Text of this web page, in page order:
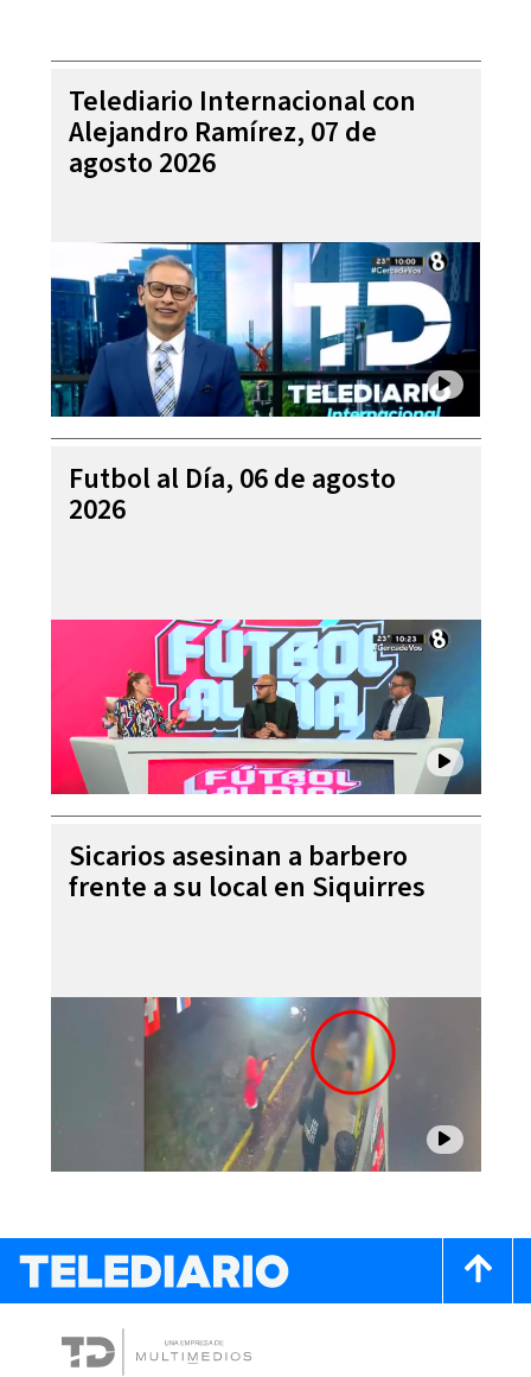
Telediario Internacional con
Alejandro Ramírez, 07 de
agosto 2026
Futbol al Día, 06 de agosto
2026
Sicarios asesinan a barbero
frente a su local en Siquirres